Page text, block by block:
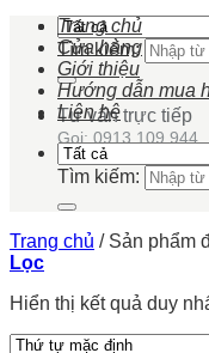
Tìm kiếm:
Tư vấn trực tiếp
Gọi: 0913 109 944
Trang chủ
Cửa hàng
Giới thiệu
Hướng dẫn mua
Liên hệ
Tìm kiếm:
Trang chủ /Sản phẩm
Lọc
Hiển thị kết quả duy